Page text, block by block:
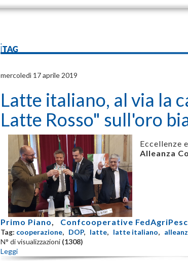
iTAG
mercoledì 17 aprile 2019
Latte italiano, al via la
Latte Rosso" sull'oro
Eccellenze
Alleanza
Primo Piano, Confcooperative
Tag: cooperazione, DOP, latte, latte italiano,
N° di visualizzazioni (1308)
Leggi